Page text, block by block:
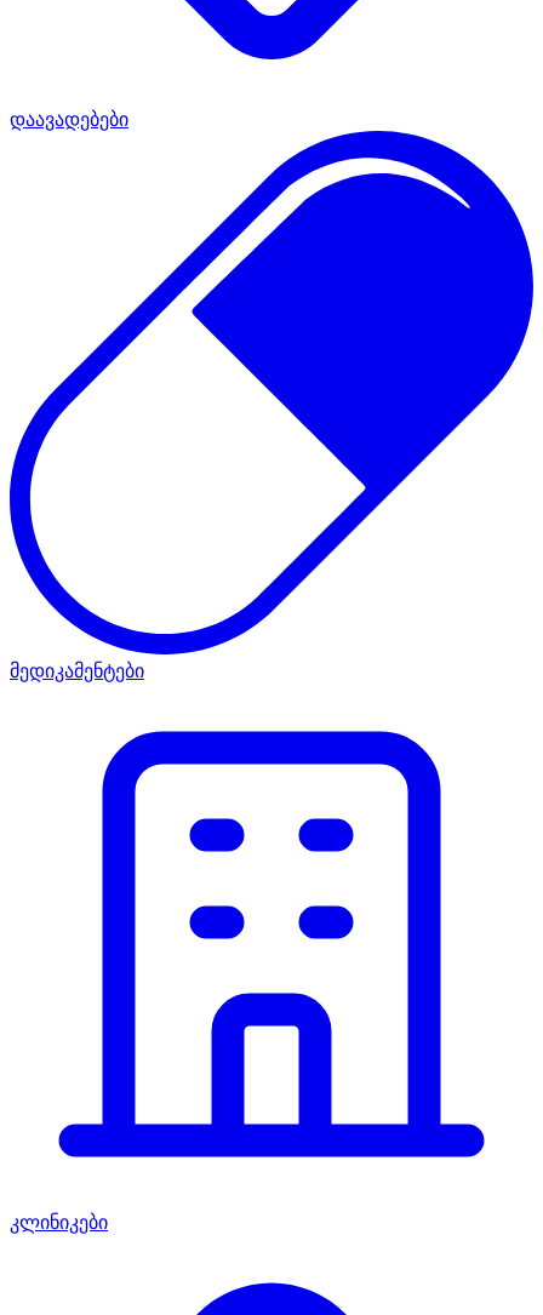
დაავადებები
მედიკამენტები
კლინიკები